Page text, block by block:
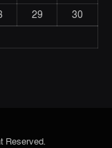
29
30
Reserved.